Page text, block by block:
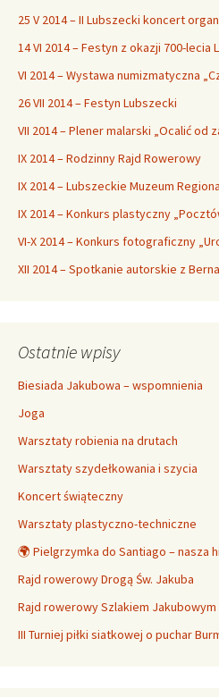
25 V 2014 – II Lubszecki koncert
14 VI 2014 – Festyn z okazji 700-
VI 2014 – Wystawa numizmatyczna
26 VII 2014 – Festyn Lubszecki
VII 2014 – Plener malarski „Ocalić od
IX 2014 – Rodzinny Rajd Rowerowy
IX 2014 – Lubszeckie Muzeum
IX 2014 – Konkurs plastyczny
VI-X 2014 – Konkurs fotograficzny
XII 2014 – Spotkanie autorskie z
Ostatnie wpisy
Biesiada Jakubowa – wspomnienia
Joga
Warsztaty robienia na drutach
Warsztaty szydełkowania i szycia
Koncert świąteczny
Warsztaty plastyczno-techniczne
🌍 Pielgrzymka do Santiago – nasza
Rajd rowerowy Drogą Św. Jakuba
Rajd rowerowy Szlakiem Jakubowym
III Turniej piłki siatkowej o puchar